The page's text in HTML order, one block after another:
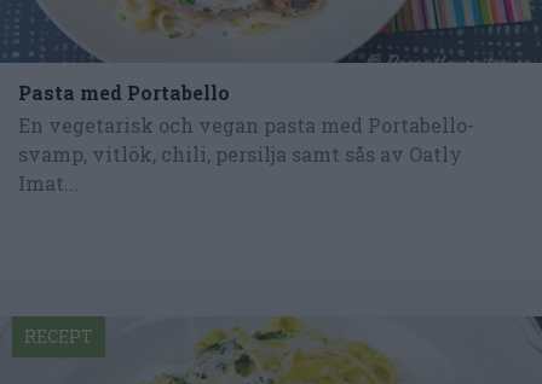
Pasta med Portabello
En vegetarisk och vegan pasta med Portabello-
svamp, vitlök, chili, persilja samt sås av Oatly
Imat...
RECEPT